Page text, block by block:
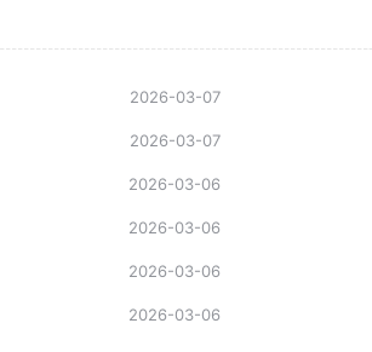
2026-03-07
2026-03-07
2026-03-06
2026-03-06
2026-03-06
2026-03-06